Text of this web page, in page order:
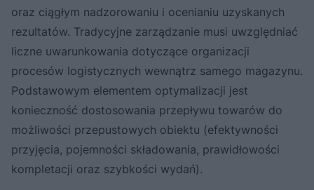
oraz ciągłym nadzorowaniu i ocenianiu uzyskanych
rezultatów. Tradycyjne zarządzanie musi uwzględniać
liczne uwarunkowania dotyczące organizacji
procesów logistycznych wewnątrz samego magazynu.
Podstawowym elementem optymalizacji jest
konieczność dostosowania przepływu towarów do
możliwości przepustowych obiektu (efektywności
przyjęcia, pojemności składowania, prawidłowości
kompletacji oraz szybkości wydań).